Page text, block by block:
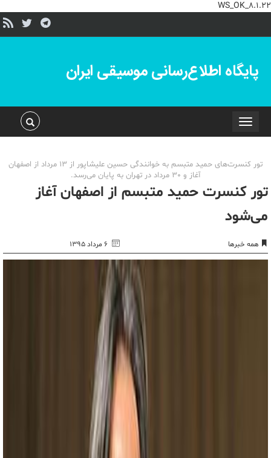
WS_OK_8.1.22
پایگاه اطلاع‌رسانی موسیقی ایران
Toggle
navigation
تور کنسرت‌های حمید متبسم به خوانندگی حسین علیشاپور از 13 مرداد از اصفهان
آغاز و 30 مرداد در تهران به پایان می‌رسد.
تور کنسرت حمید متبسم از اصفهان آغاز
می‌شود
همه خبرها ۶ مرداد ۱۳۹۵